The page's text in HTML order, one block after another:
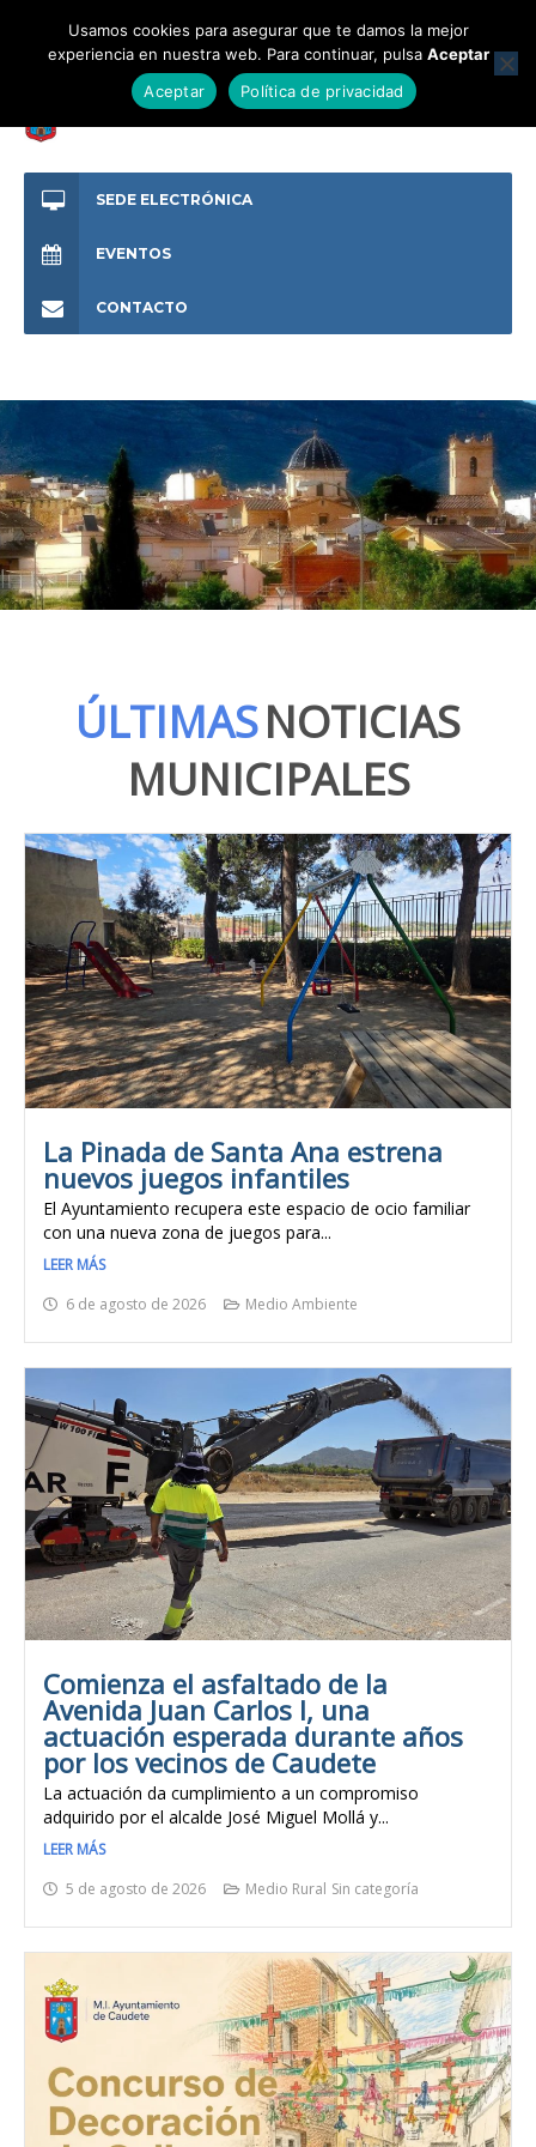
SEDE ELECTRÓNICA
EVENTOS
CONTACTO
ÚLTIMASNOTICIAS
MUNICIPALES
La Pinada de Santa Ana estrena
nuevos juegos infantiles
El Ayuntamiento recupera este espacio de ocio familiar
con una nueva zona de juegos para...
LEER MÁS
6 de agosto de 2026
Medio Ambiente
Comienza el asfaltado de la
Avenida Juan Carlos I, una
actuación esperada durante años
por los vecinos de Caudete
La actuación da cumplimiento a un compromiso
adquirido por el alcalde José Miguel Mollá y...
LEER MÁS
5 de agosto de 2026
Medio Rural Sin categoría
Usamos cookies para asegurar que te damos la mejor
experiencia en nuestra web. Para continuar, pulsa Aceptar
Aceptar
Política de privacidad